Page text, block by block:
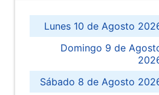
Lunes 10 de Agosto
Domingo 9 de
Sábado 8 de Agosto